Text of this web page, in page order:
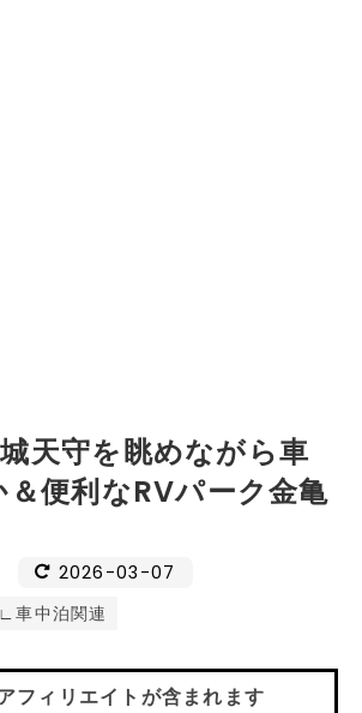
2026-03-07
天守を眺めながら車
＆便利なRVパーク金亀
∟車中泊関連
フィリエイトが含まれます